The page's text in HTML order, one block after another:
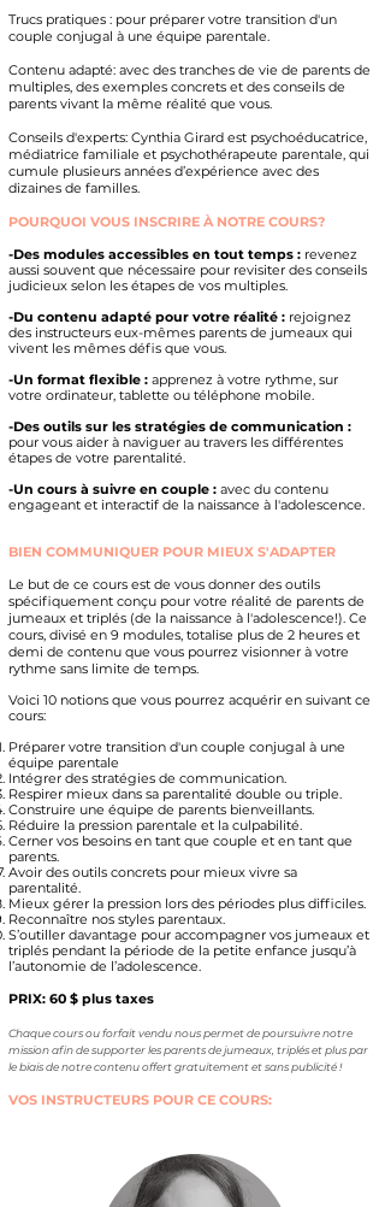
Trucs pratiques : pour préparer votre transition d'un
couple conjugal à une équipe parentale.
Contenu adapté: avec des tranches de vie de parents de
multiples, des exemples concrets et des conseils de
parents vivant la même réalité que vous.
Conseils d'experts: Cynthia Girard est psychoéducatrice,
médiatrice familiale et psychothérapeute parentale, qui
cumule plusieurs années d’expérience avec des
dizaines de familles.
POURQUOI VOUS INSCRIRE À NOTRE COURS?
-Des modules accessibles en tout temps : revenez
aussi souvent que nécessaire pour revisiter des conseils
judicieux selon les étapes de vos multiples.
-Du contenu adapté pour votre réalité : rejoignez
des instructeurs eux-mêmes parents de jumeaux qui
vivent les mêmes défis que vous.
-Un format flexible : apprenez à votre rythme, sur
votre ordinateur, tablette ou téléphone mobile.
-Des outils sur les stratégies de communication :
pour vous aider à naviguer au travers les différentes
étapes de votre parentalité.
-Un cours à suivre en couple : avec du contenu
engageant et interactif de la naissance à l'adolescence.
BIEN COMMUNIQUER POUR MIEUX S'ADAPTER
Le but de ce cours est de vous donner des outils
spécifiquement conçu pour votre réalité de parents de
jumeaux et triplés (de la naissance à l'adolescence!). Ce
cours, divisé en 9 modules, totalise plus de 2 heures et
demi de contenu que vous pourrez visionner à votre
rythme sans limite de temps.
Voici 10 notions que vous pourrez acquérir en suivant ce
cours:
Préparer votre transition d'un couple conjugal à une
équipe parentale
Intégrer des stratégies de communication.
Respirer mieux dans sa parentalité double ou triple.
Construire une équipe de parents bienveillants.
Réduire la pression parentale et la culpabilité.
Cerner vos besoins en tant que couple et en tant que
parents.
Avoir des outils concrets pour mieux vivre sa
parentalité.
Mieux gérer la pression lors des périodes plus difficiles.
Reconnaître nos styles parentaux.
S’outiller davantage pour accompagner vos jumeaux et
triplés pendant la période de la petite enfance jusqu’à
l’autonomie de l’adolescence.
PRIX: 60 $ plus taxes
Chaque cours ou forfait vendu nous permet de poursuivre notre
mission afin de supporter les parents de jumeaux, triplés et plus par
le biais de notre contenu offert gratuitement et sans publicité !
VOS INSTRUCTEURS POUR CE COURS: